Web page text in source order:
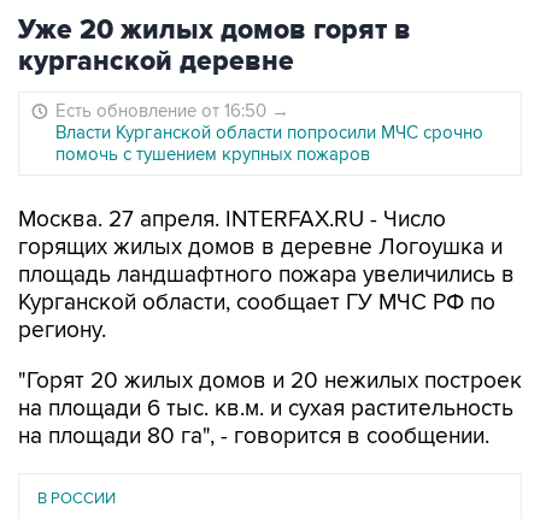
Уже 20 жилых домов горят в
курганской деревне
Есть обновление от 16:50 →
Власти Курганской области попросили МЧС срочно
помочь с тушением крупных пожаров
Москва. 27 апреля. INTERFAX.RU - Число
горящих жилых домов в деревне Логоушка и
площадь ландшафтного пожара увеличились в
Курганской области, сообщает ГУ МЧС РФ по
региону.
"Горят 20 жилых домов и 20 нежилых построек
на площади 6 тыс. кв.м. и сухая растительность
на площади 80 га", - говорится в сообщении.
В РОССИИ